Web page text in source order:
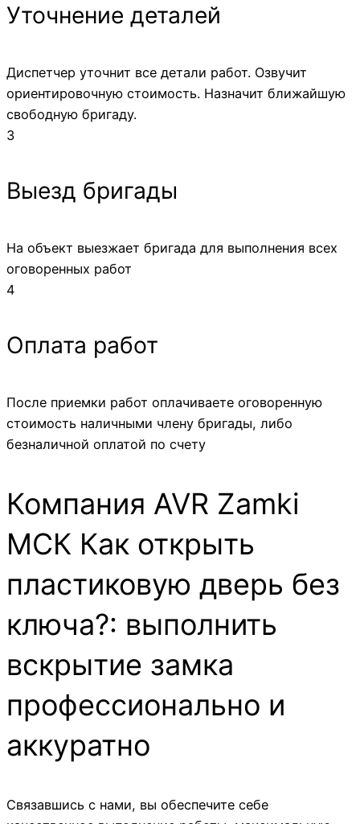
Уточнение деталей
Диспетчер уточнит все детали работ. Озвучит
ориентировочную стоимость. Назначит ближайшую
свободную бригаду.
3
Выезд бригады
На объект выезжает бригада для выполнения всех
оговоренных работ
4
Оплата работ
После приемки работ оплачиваете оговоренную
стоимость наличными члену бригады, либо
безналичной оплатой по счету
Компания AVR Zamki
МСК Как открыть
пластиковую дверь без
ключа?: выполнить
вскрытие замка
профессионально и
аккуратно
Связавшись с нами, вы обеспечите себе